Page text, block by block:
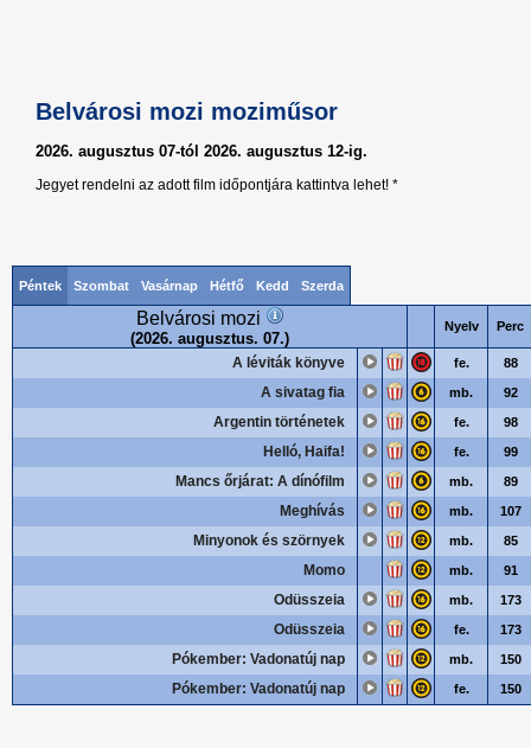
Belvárosi mozi moziműsor
2026. augusztus 07-tól 2026. augusztus 12-ig.
Jegyet rendelni az adott film időpontjára kattintva lehet! *
Péntek Szombat Vasárnap Hétfő Kedd Szerda
Belvárosi mozi
(2026. augusztus. 07.)
Nyelv Perc
A léviták könyve fe. 88
A sivatag fia mb. 92
Argentin történetek fe. 98
Helló, Haifa! fe. 99
Mancs őrjárat: A dínófilm mb. 89
Meghívás mb. 107
Minyonok és szörnyek mb. 85
Momo mb. 91
Odüsszeia mb. 173
Odüsszeia fe. 173
Pókember: Vadonatúj nap mb. 150
Pókember: Vadonatúj nap fe. 150